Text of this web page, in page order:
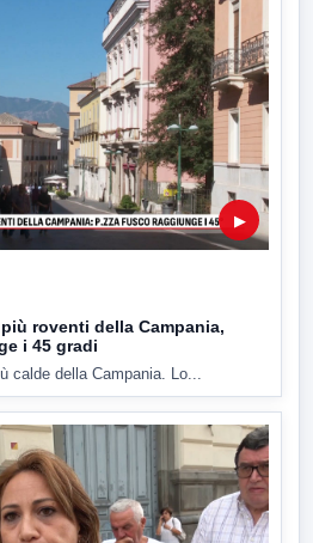
▶
roventi della Campania,
i 45 gradi
calde della Campania. Lo...